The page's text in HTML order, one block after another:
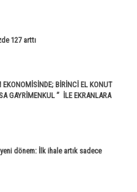
127 arttı
BİRİNCİ EL KONUT
GAYRİMENKUL ” İLE EKRANLARA
dönem: İlk ihale artık sadece